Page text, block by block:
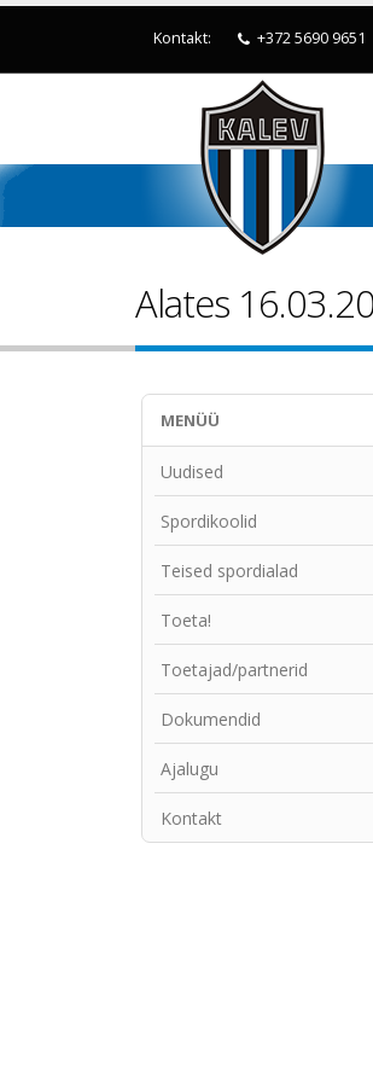
Kontakt: +372 5690 9651
Alates
MENÜÜ
Uudised
Spordikoolid
Teised spordialad
Toeta!
Toetajad/partnerid
Dokumendid
Ajalugu
Kontakt